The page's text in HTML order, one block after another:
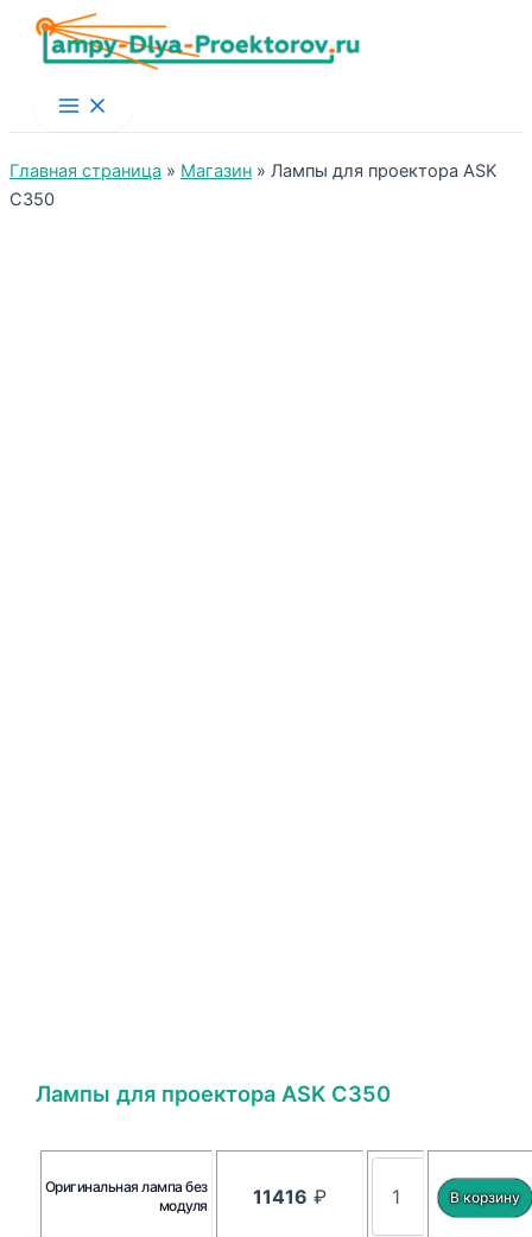
Main
Menu
Главная страница » Магазин » Лампы для проектора ASK
C350
Лампы для проектора ASK C350
Оригинальная лампа без
модуля
11416 ₽